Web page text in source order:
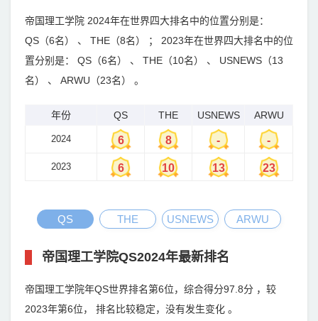
帝国理工学院 2024年在世界四大排名中的位置分别是：
QS（6名） 、 THE（8名） ； 2023年在世界四大排名中的位
置分别是： QS（6名） 、 THE（10名） 、 USNEWS（13
名） 、 ARWU（23名） 。
年份 QS THE USNEWS ARWU
2024 6 8 - -
2023 6 10 13 23
QS THE USNEWS ARWU
帝国理工学院QS2024年最新排名
帝国理工学院年QS世界排名第6位，综合得分97.8分 ，较
2023年第6位， 排名比较稳定，没有发生变化 。